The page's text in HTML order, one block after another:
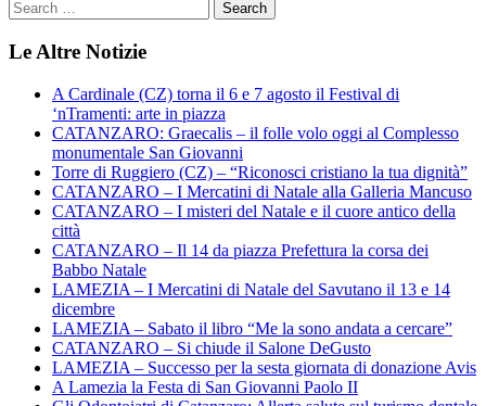
Le Altre Notizie
A Cardinale (CZ) torna il 6 e 7 agosto il Festival di
‘nTramenti: arte in piazza
CATANZARO: Graecalis – il folle volo oggi al Complesso
monumentale San Giovanni
Torre di Ruggiero (CZ) – “Riconosci cristiano la tua dignità”
CATANZARO – I Mercatini di Natale alla Galleria Mancuso
CATANZARO – I misteri del Natale e il cuore antico della
città
CATANZARO – Il 14 da piazza Prefettura la corsa dei
Babbo Natale
LAMEZIA – I Mercatini di Natale del Savutano il 13 e 14
dicembre
LAMEZIA – Sabato il libro “Me la sono andata a cercare”
CATANZARO – Si chiude il Salone DeGusto
LAMEZIA – Successo per la sesta giornata di donazione Avis
A Lamezia la Festa di San Giovanni Paolo II